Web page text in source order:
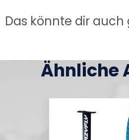
Das könnte dir auch
Ähnliche